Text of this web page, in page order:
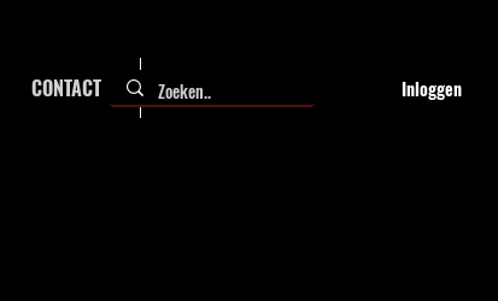
CONTACT FAQ Inloggen